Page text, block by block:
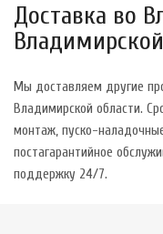
Доставка во
Мы доставляем другие
Владимирской области.
монтаж, пуско-
постагарантийное
поддержку 24/7.